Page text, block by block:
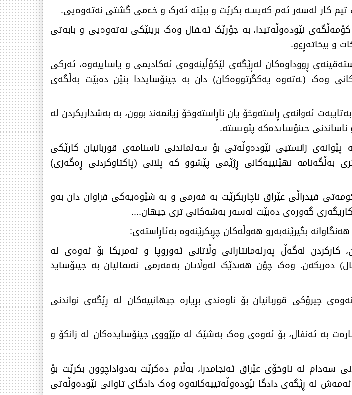
کار لەسەر ئەم کەیسە بکرێت و ببێتە ئەرک و خەمی گشتی نەتەوەیی.
نێودەوڵەتیدا، بە جۆرێک ئەنفال وەک برینێکی نەتەوەیی و بابەتی
و بیخاتەڕوو.
ڕووداوەکان لەڕێگەی لێکۆڵینەوەی ئەکادیمی و یاساییەوە، ئەرکی
وەک (نەتەوە یەکگرتووەکان) دان بە جینۆسایددا بنێن دەبێت بەڵگەی
ئەوانەی ڕاستەوخۆ یان ناڕاستەوخۆ زیانمەند بوون، بە بەشداریکردن لە
ناساندنی جینۆسایدەکە پێویستە.
زانستیی نێودەوڵەتی بۆ سەلماندنی ناسنامەی قوربانیان کارێکی
بەڵگەنامە نهێنییەکانی ڕژێمی پێشوو کە پلانی (پاکتاوکردنی ڕەگەزی)
فیدراڵی عێراق ناچاربکرێت بە فەرمی و بە شێوەیەکی فراوان دان بەو
گەورەی دەبێت لەسەر بەشەکانی تری جیهان....
بگیرێنەبەرو هەوڵەکان چڕبکرێنەوە بەئاڕاستەی:
لەگەڵ پەرلەمانتارانی وڵاتانی ئەوروپا و ئەمریکا بۆ ئەوەی لە
دەربکەن. وەک چۆن هەندێک لەوڵاتان بەفەرمی ئەنفالیان بە جینۆساید
چیرۆکی قوربانیان بۆ ناوەندی بڕیارە جیهانییەکان لە ڕێگەی نواندنی
بە ئەنفال، بۆ ئەوەی وەک بەشێک لە مێژووی جینۆسایدەکان لە زانکۆ و
سەدام لە ناوخۆی عێراق ئەنجامدرا، بەڵام دەکرێت بەدواداچوون بکرێت بۆ
لە ڕێگەی دادگا نێودەوڵەتییەکانەوە وەک دادگای تاوانی نێودەوڵەتی